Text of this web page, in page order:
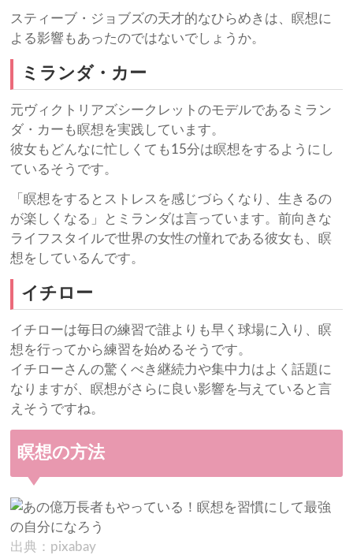
スティーブ・ジョブズの天才的なひらめきは、瞑想に
よる影響もあったのではないでしょうか。
ミランダ・カー
元ヴィクトリアズシークレットのモデルであるミラン
ダ・カーも瞑想を実践しています。
彼女もどんなに忙しくても15分は瞑想をするようにし
ているそうです。
「瞑想をするとストレスを感じづらくなり、生きるの
が楽しくなる」とミランダは言っています。前向きな
ライフスタイルで世界の女性の憧れである彼女も、瞑
想をしているんです。
イチロー
イチローは毎日の練習で誰よりも早く球場に入り、瞑
想を行ってから練習を始めるそうです。
イチローさんの驚くべき継続力や集中力はよく話題に
なりますが、瞑想がさらに良い影響を与えていると言
えそうですね。
瞑想の方法
出典：pixabay